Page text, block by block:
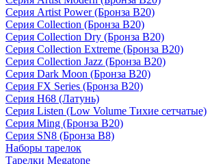
Серия Artist Power (Бронза B20)
Серия Collection (Бронза B20)
Серия Collection Dry (Бронза B20)
Серия Collection Extreme (Бронза B20)
Серия Collection Jazz (Бронза B20)
Серия Dark Moon (Бронза B20)
Серия FX Series (Бронза B20)
Серия H68 (Латунь)
Серия Listen (Low Volume Тихие сетчатые)
Серия Ming (Бронза B20)
Серия SN8 (Бронза B8)
Наборы тарелок
Тарелки Megatone